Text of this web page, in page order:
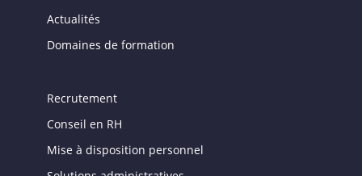
Actualités
Domaines de formation
Recrutement
Conseil en RH
Mise à disposition personnel